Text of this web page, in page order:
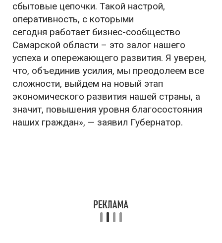
сбытовые цепочки. Такой настрой,
оперативность, с которыми
сегодня работает бизнес-сообщество
Самарской области – это залог нашего
успеха и опережающего развития. Я уверен,
что, объединив усилия, мы преодолеем все
сложности, выйдем на новый этап
экономического развития нашей страны, а
значит, повышения уровня благосостояния
наших граждан», — заявил Губернатор.